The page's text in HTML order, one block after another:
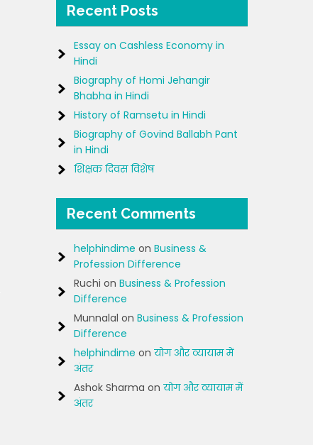
Recent Posts
Essay on Cashless Economy in
Hindi
Biography of Homi Jehangir
Bhabha in Hindi
History of Ramsetu in Hindi
Biography of Govind Ballabh Pant
in Hindi
शिक्षक दिवस विशेष
Recent Comments
helphindime on Business &
Profession Difference
Ruchi on Business & Profession
Difference
Munnalal on Business & Profession
Difference
helphindime on योग और व्यायाम में
अंतर
Ashok Sharma on योग और व्यायाम में
अंतर